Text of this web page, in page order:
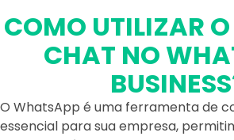
COMO UTILIZAR
CHAT NO
O WhatsApp é uma ferramenta de
essencial para sua empresa,